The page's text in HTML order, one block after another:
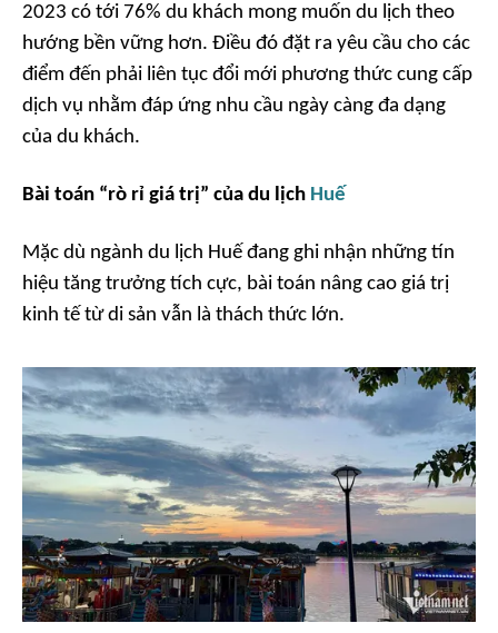
2023 có tới 76% du khách mong muốn du lịch theo
hướng bền vững hơn. Điều đó đặt ra yêu cầu cho các
điểm đến phải liên tục đổi mới phương thức cung cấp
dịch vụ nhằm đáp ứng nhu cầu ngày càng đa dạng
của du khách.
Bài toán “rò rỉ giá trị” của du lịch Huế
Mặc dù ngành du lịch Huế đang ghi nhận những tín
hiệu tăng trưởng tích cực, bài toán nâng cao giá trị
kinh tế từ di sản vẫn là thách thức lớn.